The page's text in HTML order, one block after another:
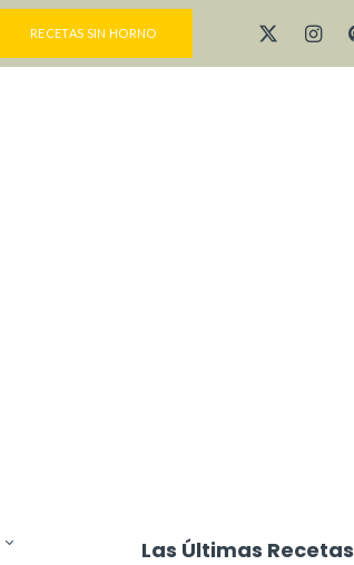
RECETAS SIN HORNO
Las Últimas Recetas